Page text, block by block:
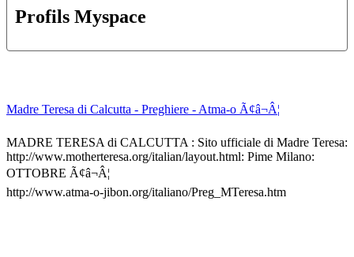
Profils Myspace
Madre Teresa di Calcutta - Preghiere - Atma-o Ã¢â¬Â¦
MADRE TERESA di CALCUTTA : Sito ufficiale di Madre Teresa:
http://www.motherteresa.org/italian/layout.html: Pime Milano:
OTTOBRE Ã¢â¬Â¦
http://www.atma-o-jibon.org/italiano/Preg_MTeresa.htm